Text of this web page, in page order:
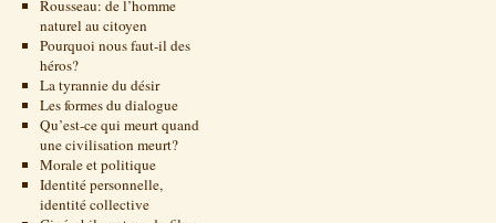
Rousseau: de l’homme
naturel au citoyen
Pourquoi nous faut-il des
héros?
La tyrannie du désir
Les formes du dialogue
Qu’est-ce qui meurt quand
une civilisation meurt?
Morale et politique
Identité personnelle,
identité collective